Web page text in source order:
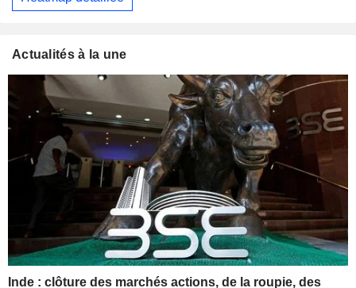
Actualités à la une
Inde : clôture des marchés actions, de la roupie, des